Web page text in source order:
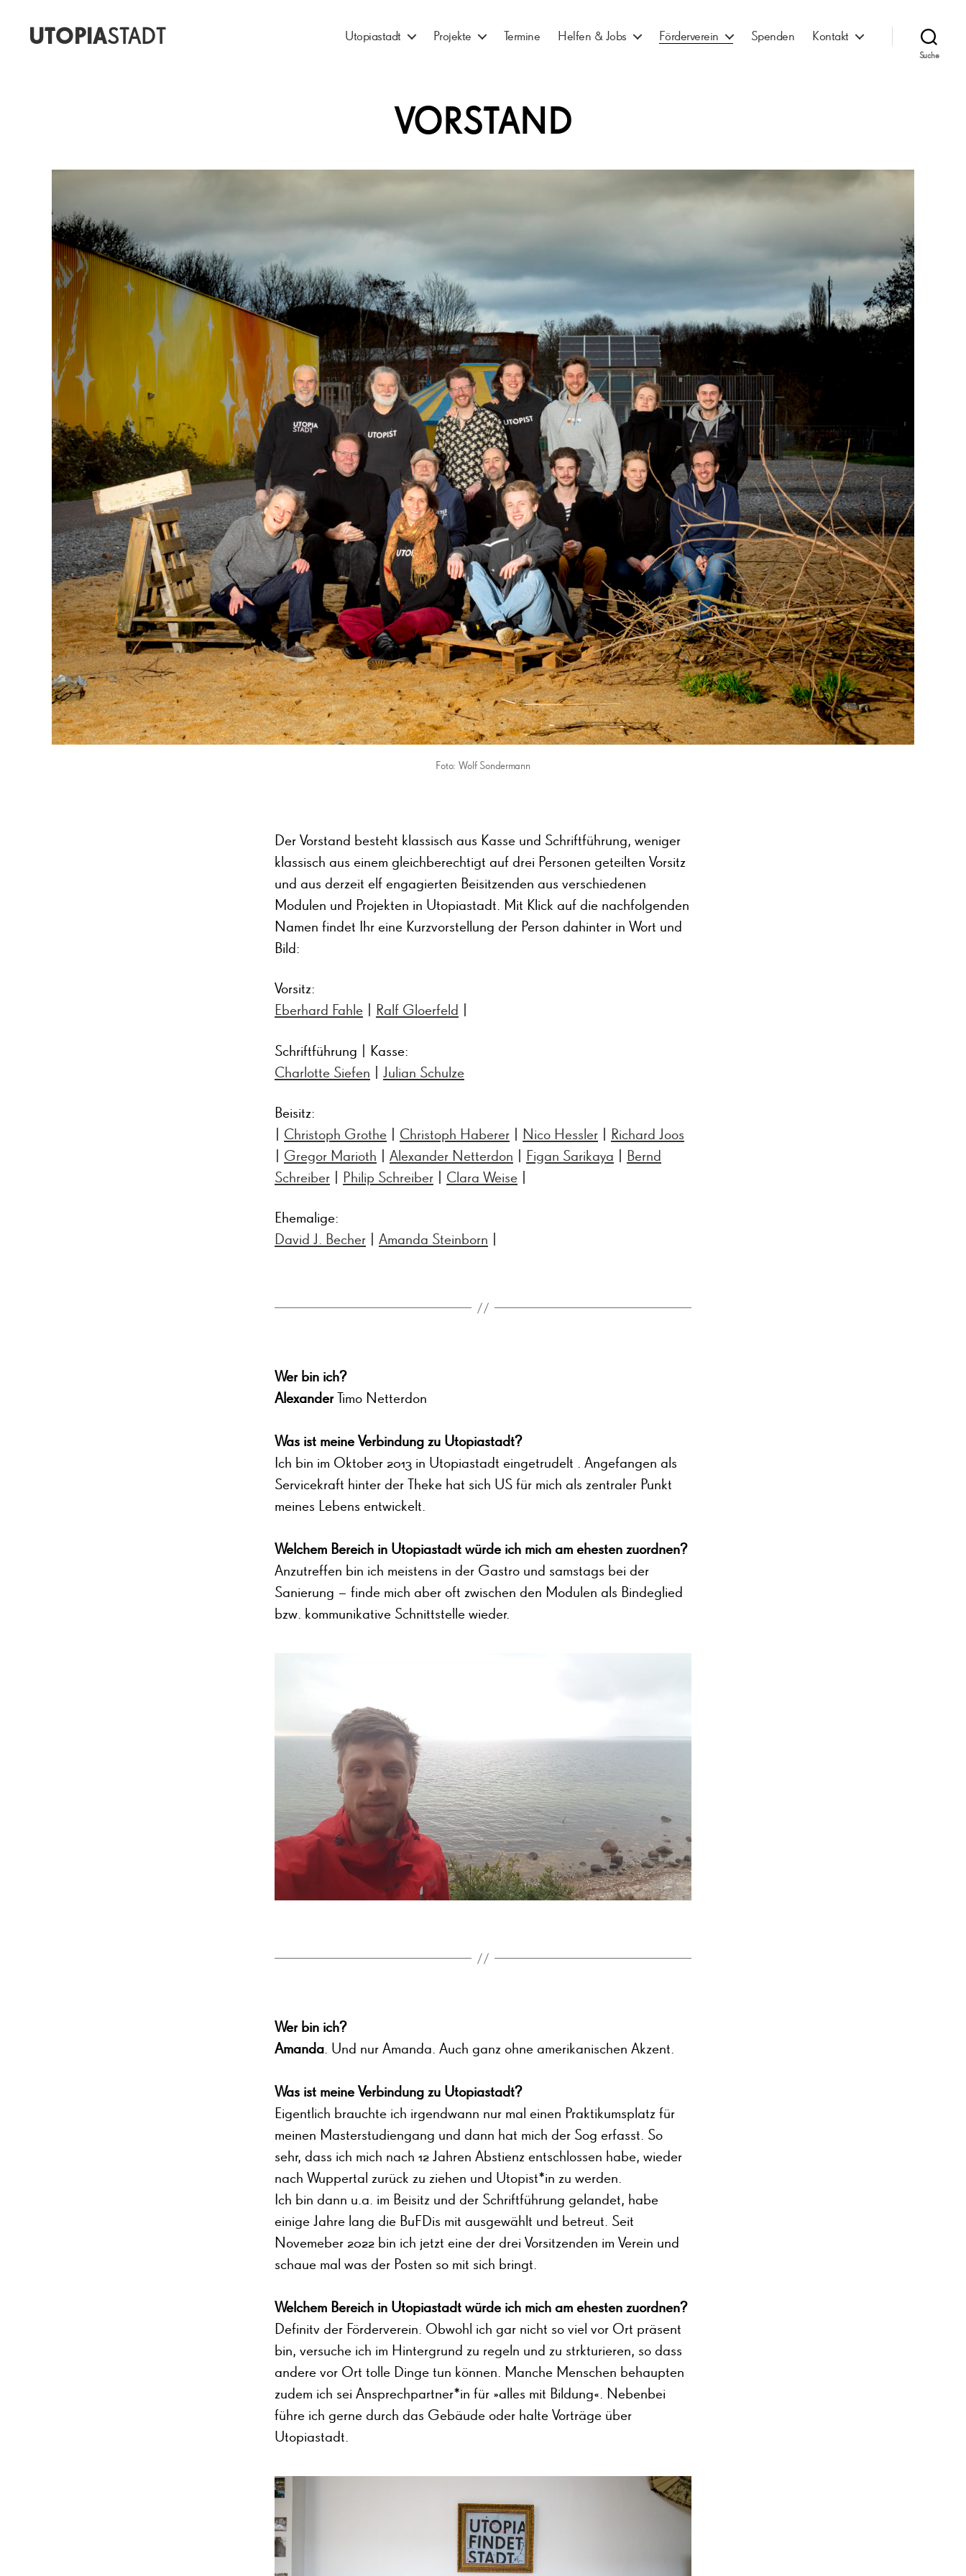
UTOPIASTADT Utopiastadt Projekte Termine Helfen & Jobs Förderverein Spenden Kontakt
Suche
VORSTAND
Foto: Wolf Sondermann
Der Vorstand besteht klassisch aus Kasse und Schriftführung, weniger
klassisch aus einem gleichberechtigt auf drei Personen geteilten Vorsitz
und aus derzeit elf engagierten Beisitzenden aus verschiedenen
Modulen und Projekten in Utopiastadt. Mit Klick auf die nachfolgenden
Namen findet Ihr eine Kurzvorstellung der Person dahinter in Wort und
Bild:
Vorsitz:
Eberhard Fahle
Ralf Gloerfeld
Schriftführung | Kasse:
Charlotte Siefen | Julian Schulze
Beisitz:
| Christoph Grothe | Christoph Haberer | Nico Hessler | Richard Joos
| Gregor Marioth | Alexander Netterdon | Figan Sarikaya | Bernd
Schreiber | Philip Schreiber | Clara Weise |
Ehemalige:
David J. Becher | Amanda Steinborn |
Wer bin ich?
AlexanderTimo Netterdon
Was ist meine Verbindung zu Utopiastadt?
Ich bin im Oktober 2013 in Utopiastadt eingetrudelt . Angefangen als
Servicekraft hinter der Theke hat sich US für mich als zentraler Punkt
meines Lebens entwickelt.
Welchem Bereich in Utopiastadt würde ich mich am ehesten zuordnen?
Anzutreffen bin ich meistens in der Gastro und samstags bei der
Sanierung – finde mich aber oft zwischen den Modulen als Bindeglied
bzw. kommunikative Schnittstelle wieder.
Wer bin ich?
Amanda. Und nur Amanda. Auch ganz ohne amerikanischen Akzent.
Was ist meine Verbindung zu Utopiastadt?
Eigentlich brauchte ich irgendwann nur mal einen Praktikumsplatz für
meinen Masterstudiengang und dann hat mich der Sog erfasst. So
sehr, dass ich mich nach 12 Jahren Abstienz entschlossen habe, wieder
nach Wuppertal zurück zu ziehen und Utopist*in zu werden.
Ich bin dann u.a. im Beisitz und der Schriftführung gelandet, habe
einige Jahre lang die BuFDis mit ausgewählt und betreut. Seit
Novemeber 2022 bin ich jetzt eine der drei Vorsitzenden im Verein und
schaue mal was der Posten so mit sich bringt.
Welchem Bereich in Utopiastadt würde ich mich am ehesten zuordnen?
Definitv der Förderverein. Obwohl ich gar nicht so viel vor Ort präsent
bin, versuche ich im Hintergrund zu regeln und zu strkturieren, so dass
andere vor Ort tolle Dinge tun können. Manche Menschen behaupten
zudem ich sei Ansprechpartner*in für »alles mit Bildung«. Nebenbei
führe ich gerne durch das Gebäude oder halte Vorträge über
Utopiastadt.